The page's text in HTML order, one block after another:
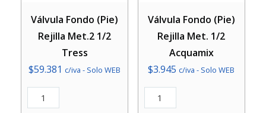
Válvula Fondo (Pie)
Rejilla Met.2 1/2
Tress
$59.381 c/iva - Solo WEB
Válvula
Válvula Fondo (Pie)
Rejilla Met. 1/2
Acquamix
$3.945 c/iva - Solo WEB
Válvula